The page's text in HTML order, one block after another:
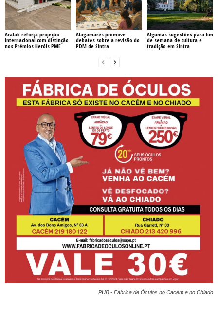
Aralab reforça projeção
internacional com distinção
nos Prémios Heróis PME
Alagamares promove
debates sobre a revisão do
PDM de Sintra
Algumas sugestões para fim
de semana de cultura e
tradição em Sintra
PUB - Fábrica de Óculos no Cacém e no Chiado